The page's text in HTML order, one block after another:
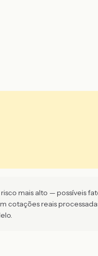
mais alto — possíveis
cotações reais